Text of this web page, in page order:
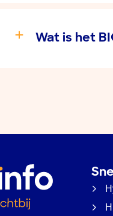
Wat is het